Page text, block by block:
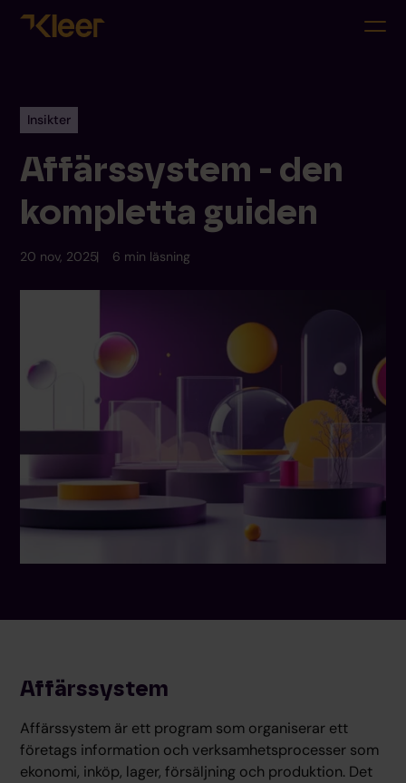
Insikter
Affärssystem - den
kompletta guiden
20 nov, 2025 6 min läsning
Affärssystem
Affärssystem är ett program som organiserar ett
företags information och verksamhetsprocesser som
ekonomi, inköp, lager, försäljning och produktion. Det